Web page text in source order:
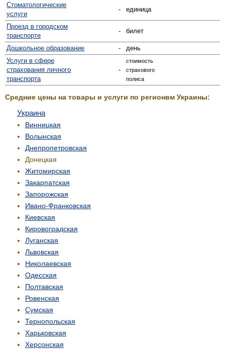
Стомато­логические
услуги
- единица
Проезд в городском
транспорте
- билет
Дошкольное образование -
день
Услуги в сфере
страхования личного
транспорта
-
стоимость
страхового
полиса
Средние цены на товары и услуги по регионвм Украины:
Украина
Винницкая
Волынская
Днепропетровская
Донецкая
Житомирская
Закарпатская
Запорожская
Ивано-Франковская
Киевская
Кировоградская
Луганская
Львовская
Николаевская
Одесская
Полтавская
Ровенская
Сумская
Тернопольская
Харьковская
Херсонская